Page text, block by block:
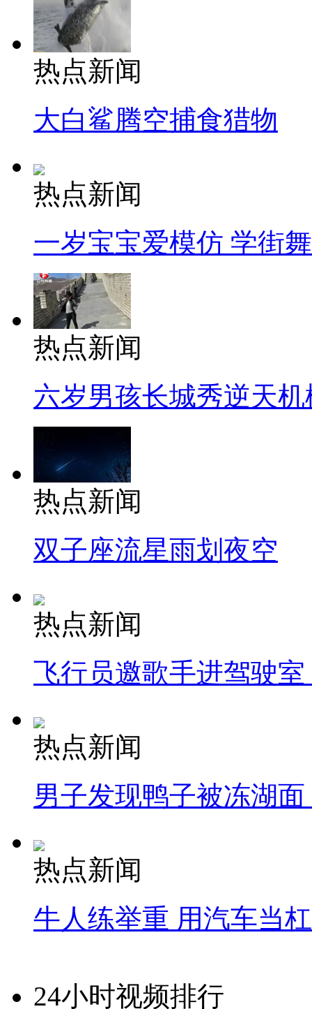
热点新闻
大白鲨腾空捕食猎物
热点新闻
一岁宝宝爱模仿 学街
热点新闻
六岁男孩长城秀逆天机
热点新闻
双子座流星雨划夜空
热点新闻
飞行员邀歌手进驾驶
热点新闻
男子发现鸭子被冻湖
热点新闻
牛人练举重 用汽车当
24小时视频排行